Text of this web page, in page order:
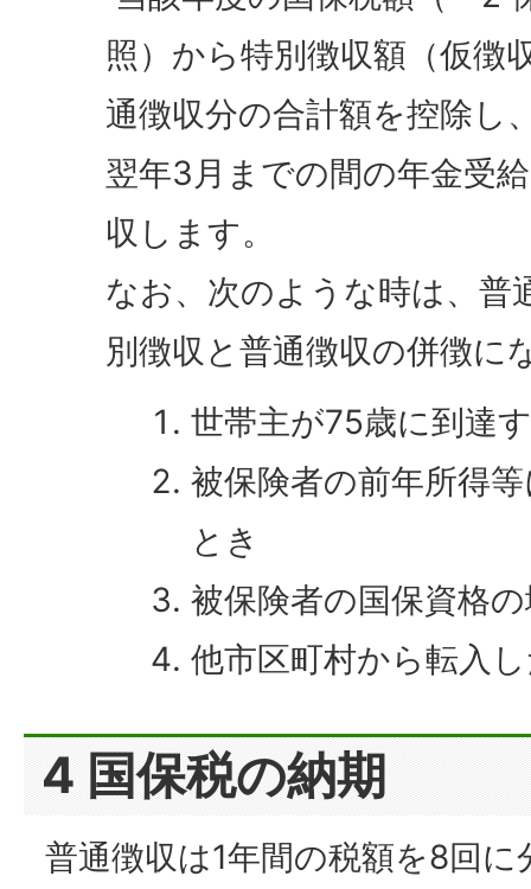
照）から特別徴収額（仮徴
通徴収分の合計額を控除し
翌年3月までの間の年金受
収します。
なお、次のような時は、普
別徴収と普通徴収の併徴に
世帯主が75歳に到達
被保険者の前年所得
とき
被保険者の国保資格
他市区町村から転入
4 国保税の納期
普通徴収は1年間の税額を8回